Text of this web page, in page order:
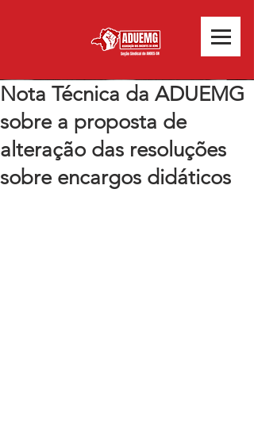
Nota Técnica da ADUEMG
sobre a proposta de
alteração das resoluções
sobre encargos didáticos